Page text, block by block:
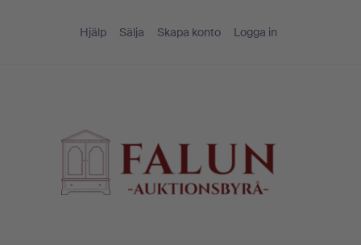
Hjälp Sälja Skapa konto Logga in